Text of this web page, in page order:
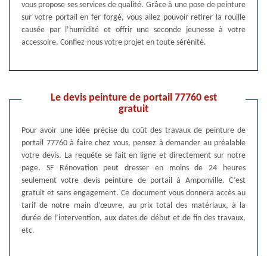
vous propose ses services de qualité. Grâce à une pose de peinture
sur votre portail en fer forgé, vous allez pouvoir retirer la rouille
causée par l’humidité et offrir une seconde jeunesse à votre
accessoire. Confiez-nous votre projet en toute sérénité.
Le devis peinture de portail 77760 est
gratuit
Pour avoir une idée précise du coût des travaux de peinture de
portail 77760 à faire chez vous, pensez à demander au préalable
votre devis. La requête se fait en ligne et directement sur notre
page. SF Rénovation peut dresser en moins de 24 heures
seulement votre devis peinture de portail à Amponville. C’est
gratuit et sans engagement. Ce document vous donnera accès au
tarif de notre main d’œuvre, au prix total des matériaux, à la
durée de l’intervention, aux dates de début et de fin des travaux,
etc.